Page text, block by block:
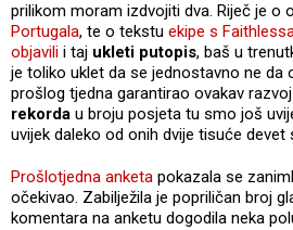
prilikom moram izdvojiti dva. Riječ je o
Portugala, te o tekstu ekipe s
objavili i taj ukleti putopis, baš u
je toliko uklet da se jednostavno ne da
prošlog tjedna garantirao ovakav
rekorda u broju posjeta tu smo još
uvijek daleko od onih dvije tisuće
Prošlotjedna anketa pokazala se
očekivao. Zabilježila je popriličan broj
komentara na anketu dogodila neka